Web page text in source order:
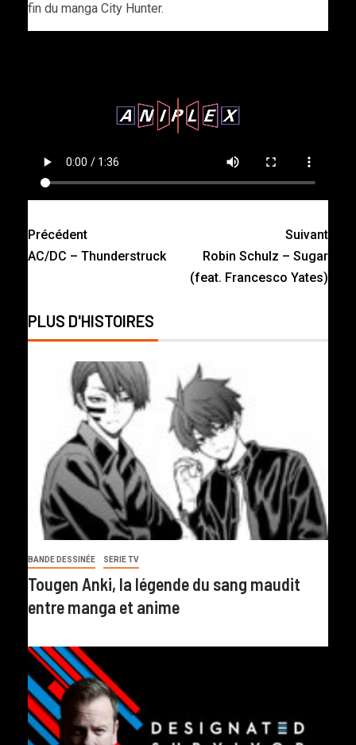
fin du manga City Hunter.
Précédent
AC/DC – Thunderstruck
Suivant
Robin Schulz – Sugar
(feat. Francesco Yates)
PLUS D'HISTOIRES
BANDE DESSINÉE SERIE TV
Tougen Anki, la légende du sang maudit
entre manga et anime